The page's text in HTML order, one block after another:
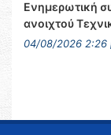
Ενημερωτική
ανοιχτού
04/08/2026 2:26